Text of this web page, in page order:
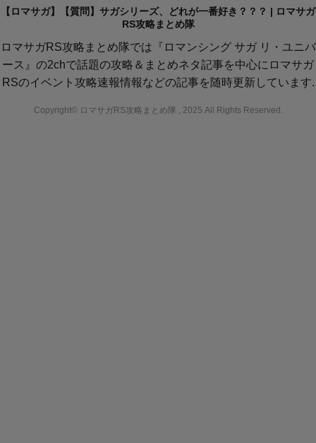
【ロマサガ】【質問】サガシリーズ、どれが一番好き？？？ | ロマサガ
RS攻略まとめ隊
ロマサガRS攻略まとめ隊では『ロマンシング サガ リ・ユニバ
ース』の2chで話題の攻略＆まとめネタ記事を中心にロマサガ
RSのイベント攻略速報情報などの記事を随時更新しています.
Copyright© ロマサガRS攻略まとめ隊 , 2025 All Rights Reserved.